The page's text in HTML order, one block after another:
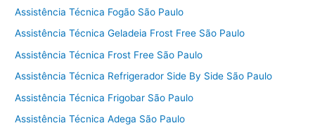
Assistência Técnica Fogão São Paulo
Assistência Técnica Geladeia Frost Free São Paulo
Assistência Técnica Frost Free São Paulo
Assistência Técnica Refrigerador Side By Side São Paulo
Assistência Técnica Frigobar São Paulo
Assistência Técnica Adega São Paulo